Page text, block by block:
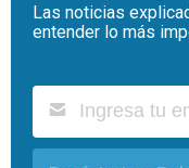
Las noticias
entender lo más